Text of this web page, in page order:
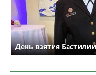
День взятия Бастилии